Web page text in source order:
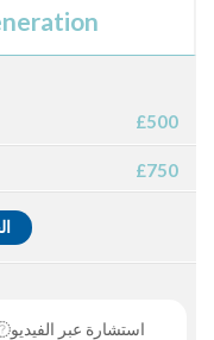
£500
£750
استشارة عبر الفيديو